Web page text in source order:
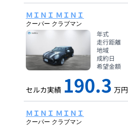
ＭＩＮＩ ＭＩＮＩ
クーパー クラブマン
年式
走行距離
地域
成約日
希望金額
セルカ実績 190.3 万円
ＭＩＮＩ ＭＩＮＩ
クーパー クラブマン